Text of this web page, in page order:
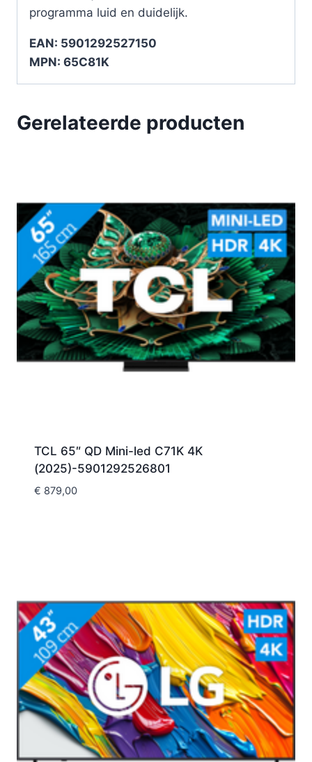
programma luid en duidelijk.
EAN: 5901292527150
MPN: 65C81K
Gerelateerde producten
TCL 65″ QD Mini-led C71K 4K
(2025)-5901292526801
€ 879,00